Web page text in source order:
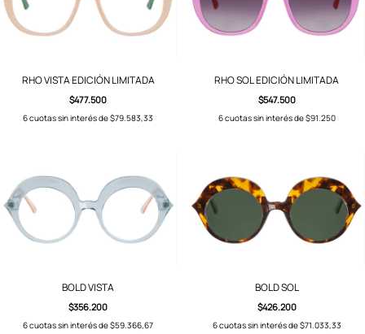
RHO VISTA EDICIÓN LIMITADA
$477.500
6cuotas sin interés de$79.583,33
RHO SOL EDICIÓN LIMITADA
$547.500
6cuotas sin interés de$91.250
BOLD VISTA
$356.200
6cuotas sin interés de$59.366,67
BOLD SOL
$426.200
6cuotas sin interés de$71.033,33